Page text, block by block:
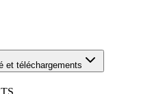
et téléchargements